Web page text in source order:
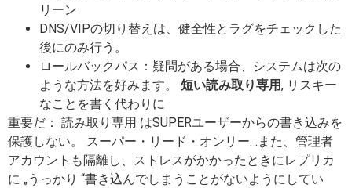
リーン
DNS/VIPの切り替えは、健全性とラグをチェックした
後にのみ行う。
ロールバックパス：疑問がある場合、システムは次の
ような方法を好みます。 短い読み取り専用, リスキー
なことを書く代わりに
重要だ： 読み取り専用 はSUPERユーザーからの書き込みを
保護しない。 スーパー・リード・オンリー. .また、管理者
アカウントも隔離し、ストレスがかかったときにレプリカ
に „うっかり “書き込んでしまうことがないようにしてい